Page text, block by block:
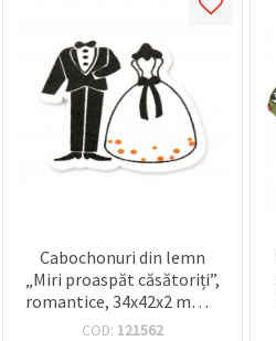
Cabochonuri din lemn
„Miri proaspăt căsătoriți”,
romantice, 34x42x2 mm –
perfecte pentru crafturi
COD: 121562